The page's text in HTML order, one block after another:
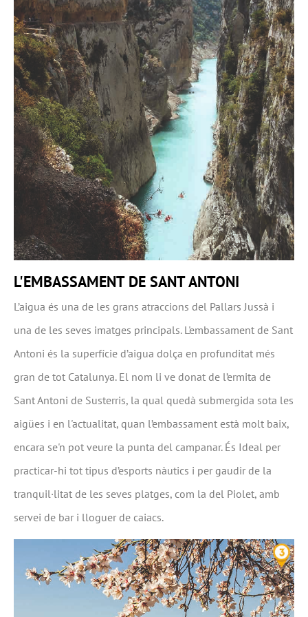
L'EMBASSAMENT DE SANT ANTONI
L’aigua és una de les grans atraccions del Pallars Jussà i
una de les seves imatges principals. L'embassament de Sant
Antoni és la superfície d’aigua dolça en profunditat més
gran de tot Catalunya. El nom li ve donat de l’ermita de
Sant Antoni de Susterris, la qual quedà submergida sota les
aigües i en l'actualitat, quan l’embassament està molt baix,
encara se'n pot veure la punta del campanar. És Ideal per
practicar-hi tot tipus d’esports nàutics i per gaudir de la
tranquil·litat de les seves platges, com la del Piolet, amb
servei de bar i lloguer de caiacs.